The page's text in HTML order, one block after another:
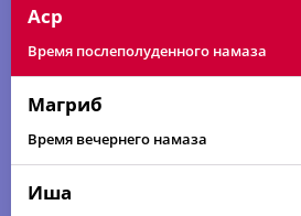
Аср
Время послеполуденного намаза
Магриб
Время вечернего намаза
Иша